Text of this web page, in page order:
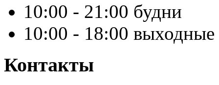
10:00 - 21:00 будни
10:00 - 18:00 выходные
Контакты